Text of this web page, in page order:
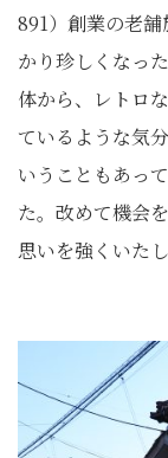
891）創業の老
かり珍しくなっ
体から、レトロ
ているような気
いうこともあっ
た。改めて機会
思いを強くいたし